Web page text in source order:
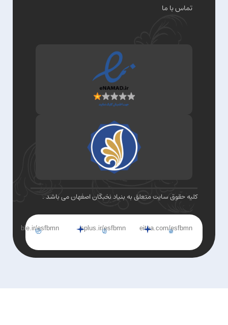
تماس با ما
کلیه حقوق سایت متعلق به بنیاد نخبگان اصفهان می باشد .
eitaa.com/esfbmn
splus.ir/esfbmn
ble.ir/esfbmn